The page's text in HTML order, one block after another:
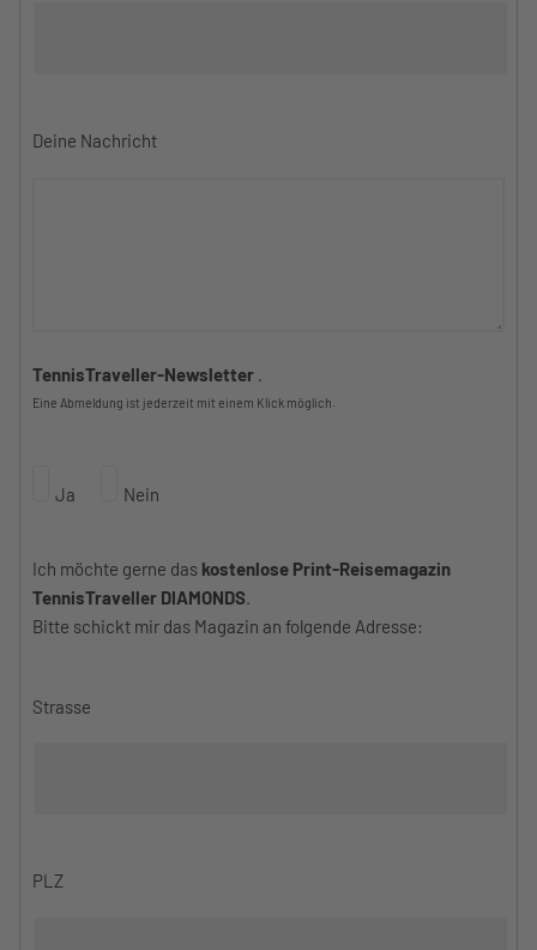
Deine Nachricht
TennisTraveller-Newsletter
Eine Abmeldung ist jederzeit mit einem Klick möglich.
Ja Nein
Ich möchte gerne das kostenlose Print-Reisemagazin
TennisTraveller DIAMONDS.
Bitte schickt mir das Magazin an folgende Adresse:
Strasse
PLZ